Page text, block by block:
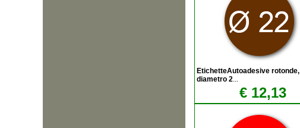
EtichetteAutoadesive rotonde,
diametro 2...
€ 12,13